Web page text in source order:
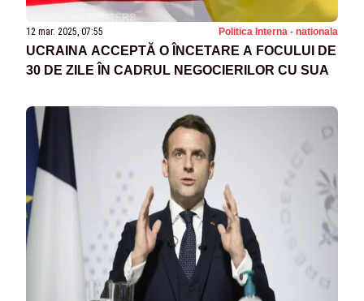
12 mar. 2025, 07:55 Politica Interna - nationala
UCRAINA ACCEPTĂ O ÎNCETARE A FOCULUI DE
30 DE ZILE ÎN CADRUL NEGOCIERILOR CU SUA